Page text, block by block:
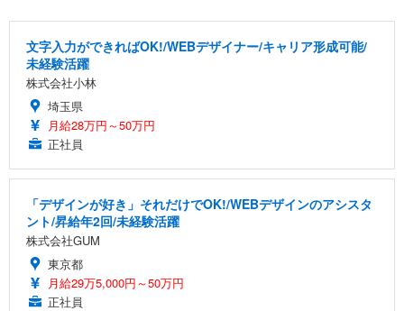
文字入力ができればOK!/WEBデザイナー/キャリア形成可能/
未経験活躍
株式会社小林
埼玉県
月給28万円～50万円
正社員
「デザインが好き」それだけでOK!/WEBデザインのアシスタ
ント/昇給年2回/未経験活躍
株式会社GUM
東京都
月給29万5,000円～50万円
正社員